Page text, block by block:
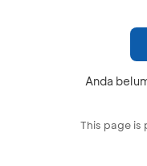
Anda
This page is